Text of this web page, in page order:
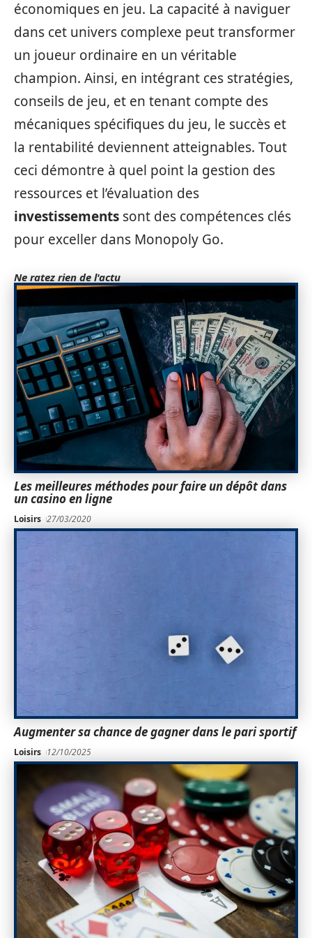
économiques en jeu. La capacité à naviguer
dans cet univers complexe peut transformer
un joueur ordinaire en un véritable
champion. Ainsi, en intégrant ces stratégies,
conseils de jeu, et en tenant compte des
mécaniques spécifiques du jeu, le succès et
la rentabilité deviennent atteignables. Tout
ceci démontre à quel point la gestion des
ressources et l’évaluation des
investissements sont des compétences clés
pour exceller dans Monopoly Go.
Ne ratez rien de l'actu
Les meilleures méthodes pour faire un dépôt dans
un casino en ligne
Loisirs 27/03/2020
Augmenter sa chance de gagner dans le pari sportif
Loisirs 12/10/2025